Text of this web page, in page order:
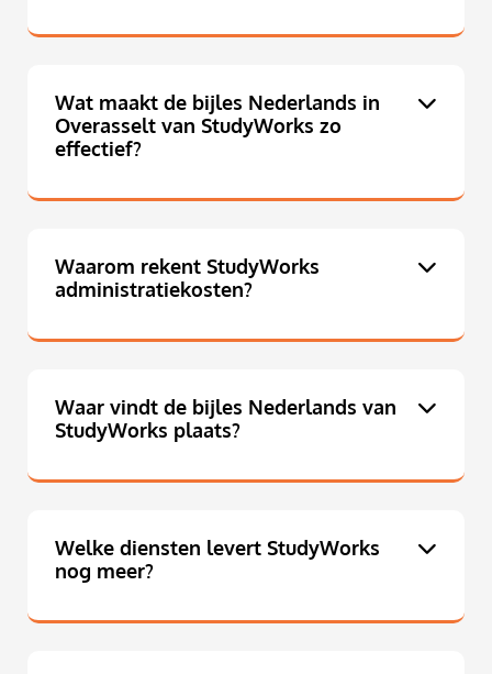
Wat maakt de bijles Nederlands in
Overasselt van StudyWorks zo
effectief?
Waarom rekent StudyWorks
administratiekosten?
Waar vindt de bijles Nederlands van
StudyWorks plaats?
Welke diensten levert StudyWorks
nog meer?